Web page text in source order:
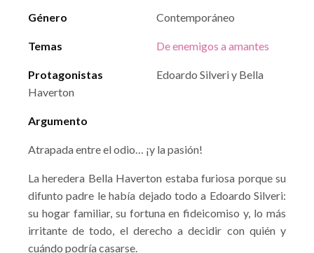
Género Contemporáneo
Temas De enemigos a amantes
Protagonistas
Edoardo Silveri y Bella
Haverton
Argumento
Atrapada entre el odio… ¡y la pasión!
La heredera Bella Haverton estaba furiosa porque su
difunto padre le había dejado todo a Edoardo Silveri:
su hogar familiar, su fortuna en fideicomiso y, lo más
irritante de todo, el derecho a decidir con quién y
cuándo podría casarse.